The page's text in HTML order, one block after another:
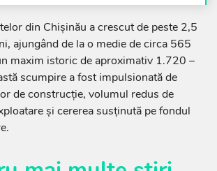
din Chișinău a crescut de peste 2,5
ajungând de la o medie de circa 565
maxim istoric de aproximativ 1.720 –
scumpire a fost impulsionată de
de construcție, volumul redus de
și cererea susținută pe fondul